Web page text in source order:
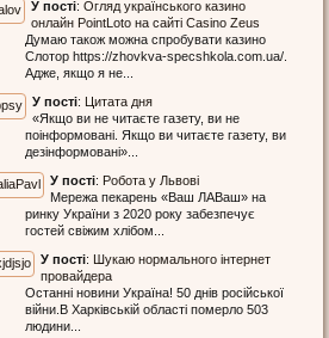
У пості: Огляд українського казино
онлайн PointLoto на сайті Casino Zeus
Думаю також можна спробувати казино
Слотор https://zhovkva-specshkola.com.ua/.
Адже, якщо я не...
У пості: Цитата дня
«Якщо ви не читаєте газету, ви не
поінформовані. Якщо ви читаєте газету, ви
дезінформовані»...
У пості: Робота у Львові
Мережа пекарень «Ваш ЛАВаш» на
ринку України з 2020 року забезпечує
гостей свіжим хлібом...
У пості: Шукаю нормального інтернет
провайдера
Останні новини Україна! 50 днів російської
війни.В Харківській області померло 503
людини...